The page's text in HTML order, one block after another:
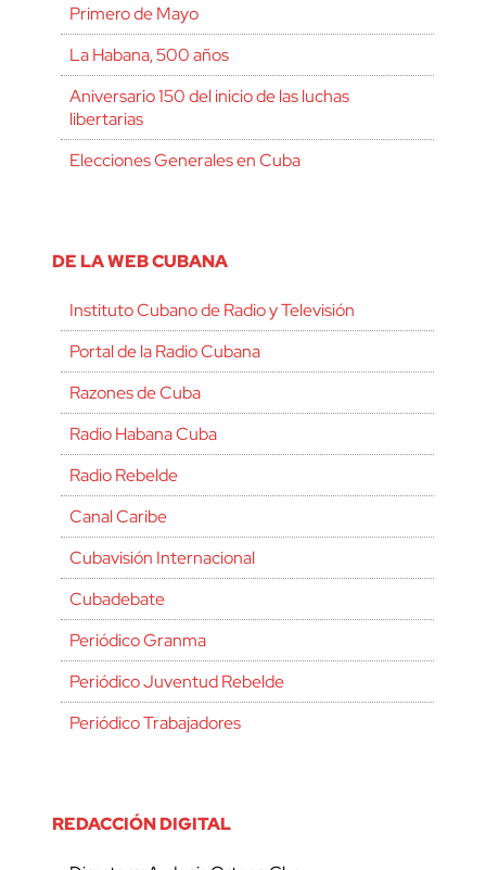
Primero de Mayo
La Habana, 500 años
Aniversario 150 del inicio de las luchas
libertarias
Elecciones Generales en Cuba
DE LA WEB CUBANA
Instituto Cubano de Radio y Televisión
Portal de la Radio Cubana
Razones de Cuba
Radio Habana Cuba
Radio Rebelde
Canal Caribe
Cubavisión Internacional
Cubadebate
Periódico Granma
Periódico Juventud Rebelde
Periódico Trabajadores
REDACCIÓN DIGITAL